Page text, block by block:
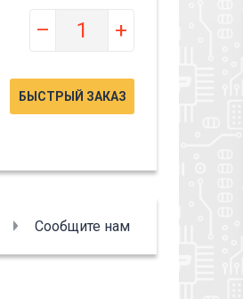
– +
БЫСТРЫЙ ЗАКАЗ
Сообщите нам